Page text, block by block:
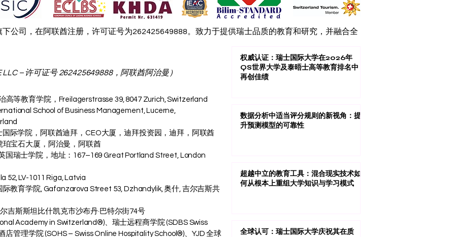
下公司，在阿联酋注册，许可证号为262425649888。致力于提供瑞士品质的教育和研究，并融合全
– 许可证号 262425649888，阿联酋阿治曼）
高等教育学院，Freilagerstrasse 39, 8047 Zurich, Switzerland
School of Business Management, Lucerne,
际学院，阿联酋迪拜，CEO大厦，迪拜投资园，迪拜，阿联酋
珀宝石大厦，阿治曼，阿联酋
国瑞士学院，地址：167–169 Great Portland Street, London
52, LV-1011 Riga, Latvia
教育学院, Gafanzarova Street 53, Dzhandylik, 奥什, 吉尔吉斯共
吉斯斯坦比什凯克市沙布丹·巴特尔街74号
Academy in Switzerland®)、瑞士远程商学院 (SDBS Swiss
管理学院 (SOHS – Swiss Online Hospitality School®)、YJD 全球
权威认证：瑞士国际大学在2026年
QS世界大学及泰晤士高等教育排名中
再创佳绩
数据分析中适当评分规则的新视角：提
升预测模型的可靠性
超越中立的教育工具：混合现实技术如
何从根本上重组大学知识与学习模式
全球认可：瑞士国际大学庆祝其在质